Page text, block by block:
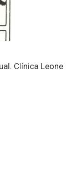
Clínica Leone